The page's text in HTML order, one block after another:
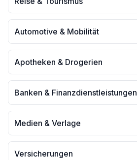
Automotive & Mobilität
Apotheken & Drogerien
Banken & Finanzdienstleistungen
Medien & Verlage
Versicherungen